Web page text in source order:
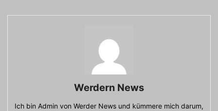
Werdern News
Ich bin Admin von Werder News und kümmere mich darum,